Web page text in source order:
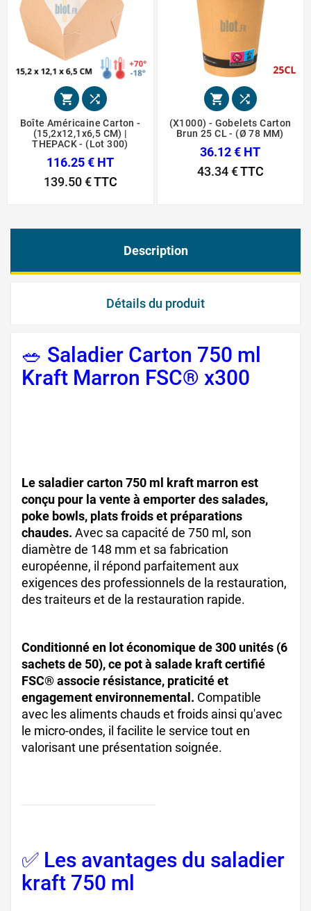
 
Boîte Américaine Carton -
(15,2x12,1x6,5 CM) |
THEPACK - (Lot 300)
116.25 € HT
139.50 €TTC
 
(X1000) - Gobelets Carton
Brun 25 CL - (Ø 78 MM)
36.12 € HT
43.34 €TTC
Description
Détails du produit
🥗 Saladier Carton 750 ml
Kraft Marron FSC® x300
Le saladier carton 750 ml kraft marron est
conçu pour la vente à emporter des salades,
poke bowls, plats froids et préparations
chaudes. Avec sa capacité de 750 ml, son
diamètre de 148 mm et sa fabrication
européenne, il répond parfaitement aux
exigences des professionnels de la restauration,
des traiteurs et de la restauration rapide.
Conditionné en lot économique de 300 unités (6
sachets de 50), ce pot à salade kraft certifié
FSC® associe résistance, praticité et
engagement environnemental. Compatible
avec les aliments chauds et froids ainsi qu'avec
le micro-ondes, il facilite le service tout en
valorisant une présentation soignée.
✅ Les avantages du saladier
kraft 750 ml